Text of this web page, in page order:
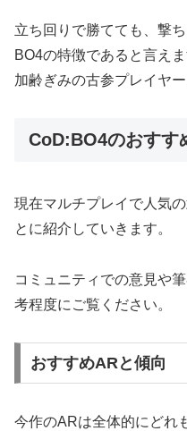
立ち回りで勝てても、撃
BO4の特徴であると言えま
加齢ぎみの古参プレイヤ
CoD:BO4のおすす
現在マルチプレイで人気
とに紹介していきます。
コミュニティでの意見や
考程度にご覧ください。
おすすめARと傾向
今作のARは全体的にどれ